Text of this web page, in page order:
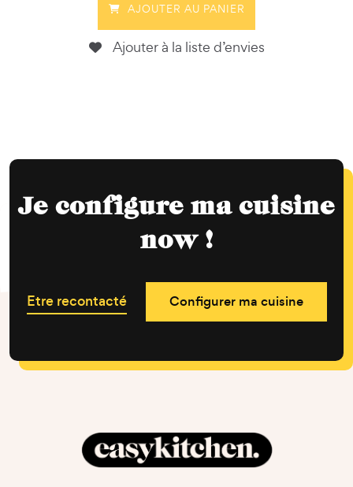
AJOUTER AU PANIER
Ajouter à la liste d’envies
Je configure ma cuisine
now !
Etre recontacté Configurer ma cuisine